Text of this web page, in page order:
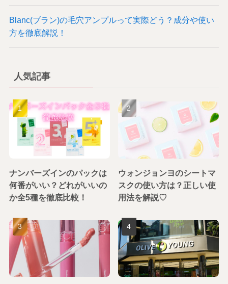
Blanc(ブラン)の毛穴アンプルって実際どう？成分や使い
方を徹底解説！
人気記事
ナンバーズインのパックは
何番がいい？どれがいいの
か全5種を徹底比較！
ウォンジョンヨのシートマ
スクの使い方は？正しい使
用法を解説♡